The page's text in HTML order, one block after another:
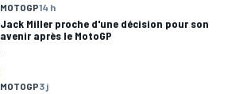
MOTOGP14 h
Jack Miller proche d'une décision pour son
avenir après le MotoGP
MOTOGP3 j